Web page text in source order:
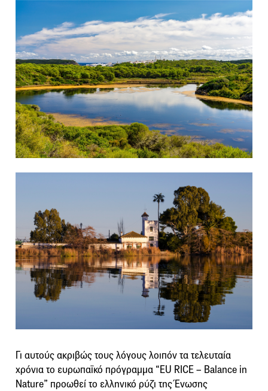
Γι αυτούς ακριβώς τους λόγους λοιπόν τα τελευταία
χρόνια το ευρωπαϊκό πρόγραμμα “EU RICE – Balance in
Nature” προωθεί το ελληνικό ρύζι της Ένωσης